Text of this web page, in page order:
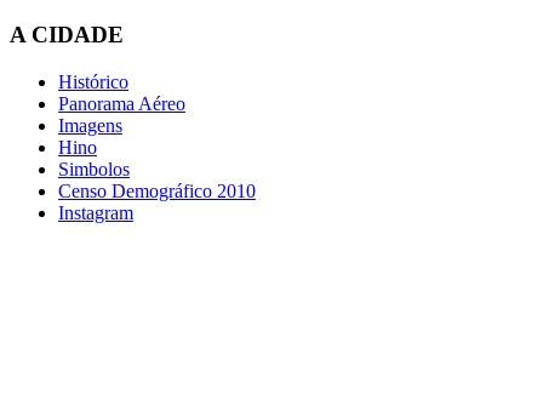
A CIDADE
Histórico
Panorama Aéreo
Imagens
Hino
Simbolos
Censo Demográfico 2010
Instagram